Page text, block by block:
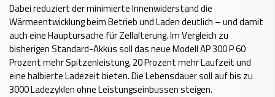
Dabei reduziert der minimierte Innenwiderstand die
Wärmeentwicklung beim Betrieb und Laden deutlich – und damit
auch eine Hauptursache für Zellalterung. Im Vergleich zu
bisherigen Standard-Akkus soll das neue Modell AP 300 P 60
Prozent mehr Spitzenleistung, 20 Prozent mehr Laufzeit und
eine halbierte Ladezeit bieten. Die Lebensdauer soll auf bis zu
3000 Ladezyklen ohne Leistungseinbussen steigen.